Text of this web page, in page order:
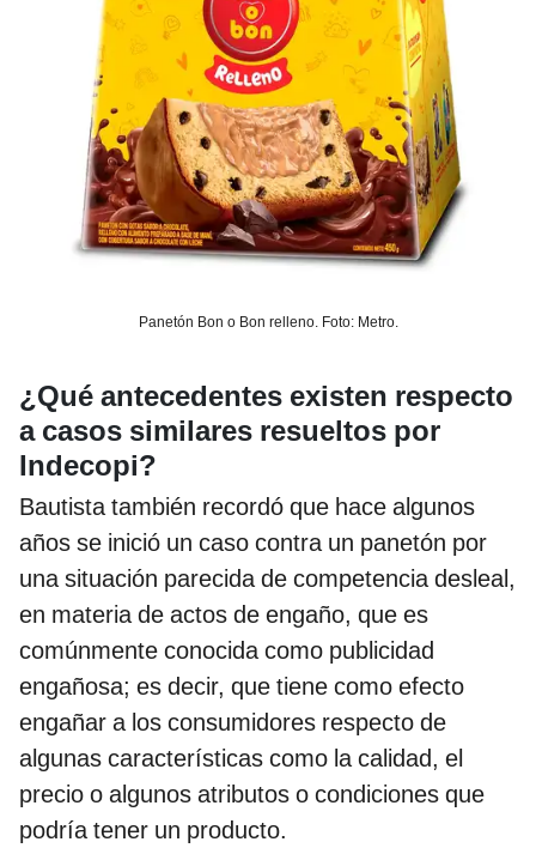
Panetón Bon o Bon relleno. Foto: Metro.
¿Qué antecedentes existen respecto
a casos similares resueltos por
Indecopi?
Bautista también recordó que hace algunos
años se inició un caso contra un panetón por
una situación parecida de competencia desleal,
en materia de actos de engaño, que es
comúnmente conocida como publicidad
engañosa; es decir, que tiene como efecto
engañar a los consumidores respecto de
algunas características como la calidad, el
precio o algunos atributos o condiciones que
podría tener un producto.